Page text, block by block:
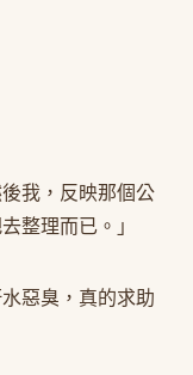
我，反映那個公
整理而已。」
惡臭，真的求助